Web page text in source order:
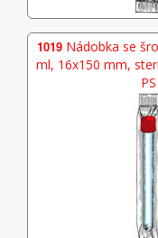
1019 Nádobka se
ml, 16x150 mm,
PS